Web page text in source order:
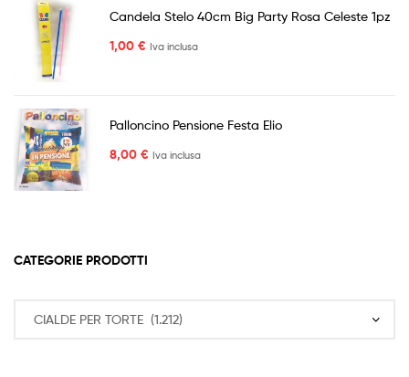
Candela Stelo 40cm Big Party Rosa Celeste 1pz
1,00 € Iva inclusa
Palloncino Pensione Festa Elio
8,00 € Iva inclusa
CATEGORIE PRODOTTI